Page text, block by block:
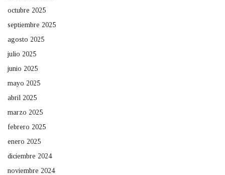
octubre 2025
septiembre 2025
agosto 2025
julio 2025
junio 2025
mayo 2025
abril 2025
marzo 2025
febrero 2025
enero 2025
diciembre 2024
noviembre 2024